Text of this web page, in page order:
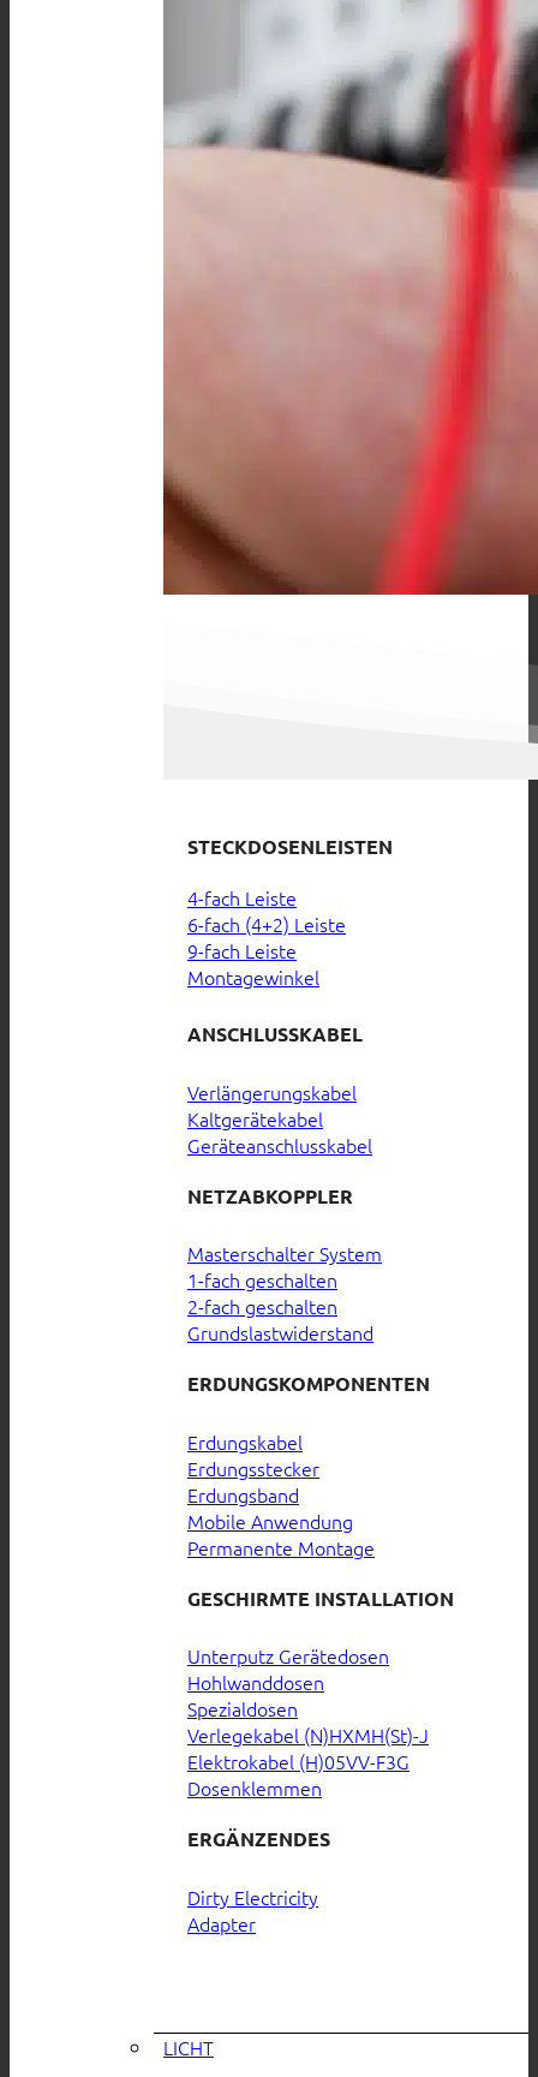
STECKDOSENLEISTEN
4-fach Leiste
6-fach (4+2) Leiste
9-fach Leiste
Montagewinkel
ANSCHLUSSKABEL
Verlängerungskabel
Kaltgerätekabel
Geräteanschlusskabel
NETZABKOPPLER
Masterschalter System
1-fach geschalten
2-fach geschalten
Grundslastwiderstand
ERDUNGSKOMPONENTEN
Erdungskabel
Erdungsstecker
Erdungsband
Mobile Anwendung
Permanente Montage
GESCHIRMTE INSTALLATION
Unterputz Gerätedosen
Hohlwanddosen
Spezialdosen
Verlegekabel (N)HXMH(St)-J
Elektrokabel (H)05VV-F3G
Dosenklemmen
ERGÄNZENDES
Dirty Electricity
Adapter
LICHT